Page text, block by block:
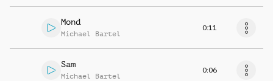
Mond
Michael Bartel
0:11
Sam
Michael Bartel
0:06